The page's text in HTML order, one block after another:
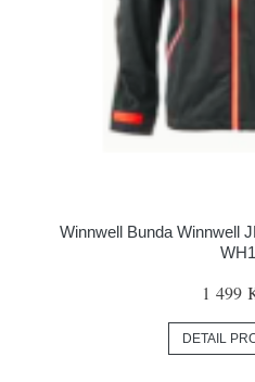
Winnwell Bunda Winnwell
1 499
DETAIL